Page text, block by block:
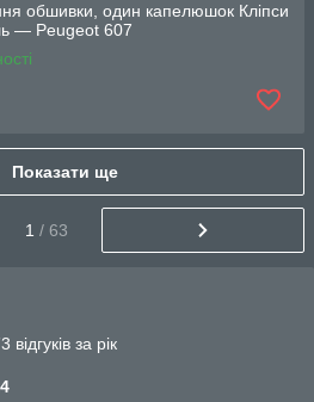
обшивки, один капелюшок Кліпси
— Peugeot 607
Показати ще
1 / 63
за рік